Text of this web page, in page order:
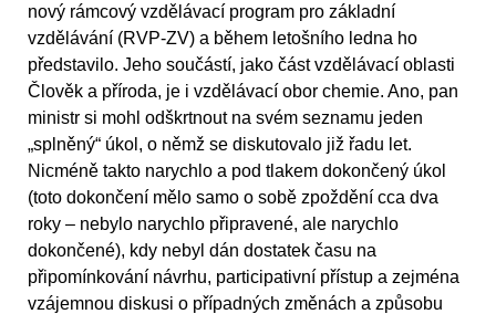
nový rámcový vzdělávací program pro základní
vzdělávání (RVP-ZV) a během letošního ledna ho
představilo. Jeho součástí, jako část vzdělávací oblasti
Člověk a příroda, je i vzdělávací obor chemie. Ano, pan
ministr si mohl odškrtnout na svém seznamu jeden
„splněný“ úkol, o němž se diskutovalo již řadu let.
Nicméně takto narychlo a pod tlakem dokončený úkol
(toto dokončení mělo samo o sobě zpoždění cca dva
roky – nebylo narychlo připravené, ale narychlo
dokončené), kdy nebyl dán dostatek času na
připomínkování návrhu, participativní přístup a zejména
vzájemnou diskusi o případných změnách a způsobu